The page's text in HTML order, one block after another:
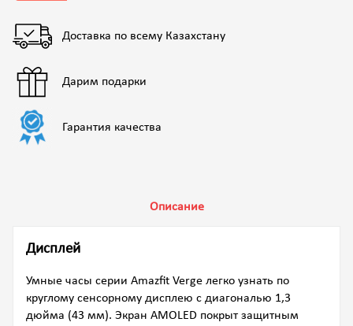
Доставка по всему Казахстану
Дарим подарки
Гарантия качества
Описание
Дисплей
Умные часы серии Amazfit Verge легко узнать по
круглому сенсорному дисплею с диагональю 1,3
дюйма (43 мм). Экран AMOLED покрыт защитным